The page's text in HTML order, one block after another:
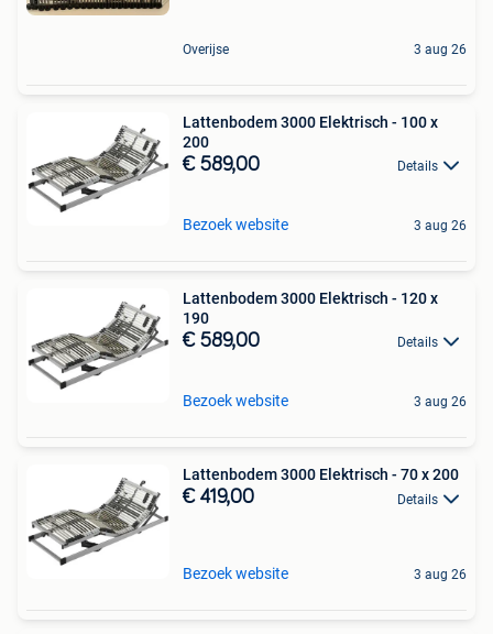
Overijse 3 aug 26
Lattenbodem 3000 Elektrisch - 100 x
200
€ 589,00 Details
Bezoek website 3 aug 26
Lattenbodem 3000 Elektrisch - 120 x
190
€ 589,00 Details
Bezoek website 3 aug 26
Lattenbodem 3000 Elektrisch - 70 x 200
€ 419,00 Details
Bezoek website 3 aug 26